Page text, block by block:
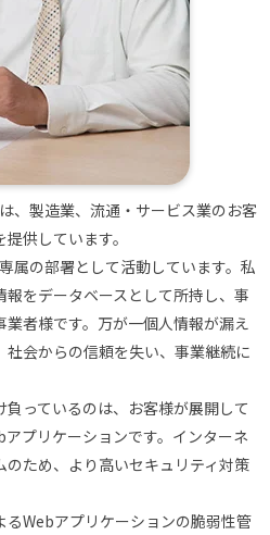
、製造業、流通・サービス業のお客
供しています。
属の部署として活動しています。私
をデータベースとして所持し、事
者様です。万が一個人情報が漏え
会からの信頼を失い、事業継続に
っているのは、お客様が展開して
プリケーションです。インターネ
ため、より高いセキュリティ対策
Webアプリケーションの脆弱性管